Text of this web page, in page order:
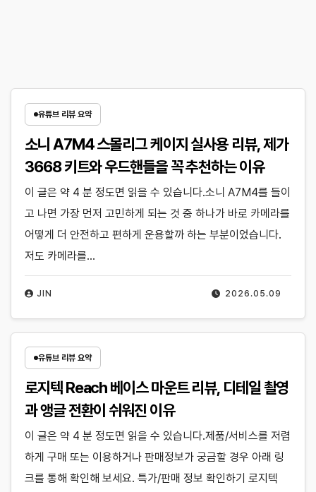
유튜브 리뷰 요약
소니 A7M4 스몰리그 케이지 실사용 리뷰, 제가
3668 키트와 우드핸들을 꼭 추천하는 이유
2026.05.09
JIN
이 글은 약 4 분 정도면 읽을 수 있습니다.소니 A7M4를 들이
고 나면 가장 먼저 고민하게 되는 것 중 하나가 바로 카메라를
어떻게 더 안전하고 편하게 운용할까 하는 부분이었습니다.
저도 카메라를…
유튜브 리뷰 요약
로지텍 Reach 베이스 마운트 리뷰, 디테일 촬영
과 앵글 전환이 쉬워진 이유
이 글은 약 4 분 정도면 읽을 수 있습니다.제품/서비스를 저렴
하게 구매 또는 이용하거나 판매정보가 궁금할 경우 아래 링
크를 통해 확인해 보세요. 특가/판매 정보 확인하기 로지텍